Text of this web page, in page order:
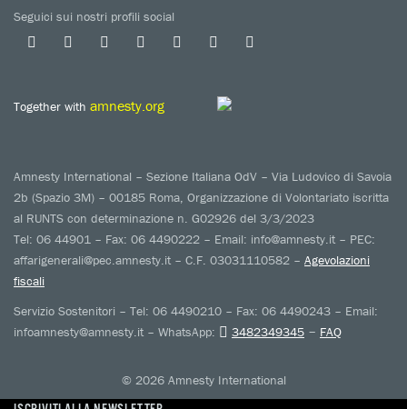
Seguici sui nostri profili social
Together with amnesty.org
Amnesty International – Sezione Italiana OdV – Via Ludovico di Savoia
2b (Spazio 3M) – 00185 Roma, Organizzazione di Volontariato iscritta
al RUNTS con determinazione n. G02926 del 3/3/2023
Tel: 06 44901 – Fax: 06 4490222 – Email: info@amnesty.it – PEC:
affarigenerali@pec.amnesty.it – C.F. 03031110582 – Agevolazioni
fiscali
Servizio Sostenitori – Tel: 06 4490210 – Fax: 06 4490243 – Email:
infoamnesty@amnesty.it – WhatsApp:
3482349345 – FAQ
© 2026 Amnesty International